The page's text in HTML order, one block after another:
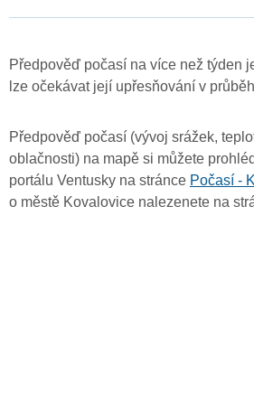
Předpověď počasí na více než týden
lze očekávat její upřesňování v
Předpověď počasí (vývoj srážek,
oblačnosti) na mapě si můžete
portálu Ventusky na stránce Počasí -
o městě Kovalovice nalezenete na